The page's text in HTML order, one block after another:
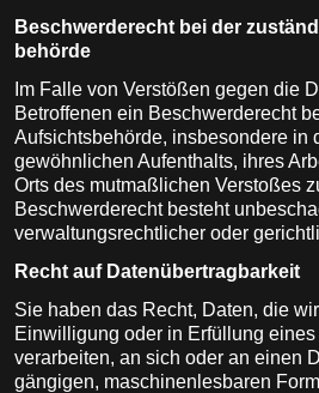
Beschwerde­recht bei der
behörde
Im Falle von Verstößen gegen die
Betroffenen ein Beschwerderecht
Aufsichtsbehörde, insbesondere in
gewöhnlichen Aufenthalts, ihres
Orts des mutmaßlichen Verstoßes
Beschwerderecht besteht
verwaltungsrechtlicher oder
Recht auf Daten­übertrag­barkeit
Sie haben das Recht, Daten, die
Einwilligung oder in Erfüllung
verarbeiten, an sich oder an einen
gängigen, maschinenlesbaren